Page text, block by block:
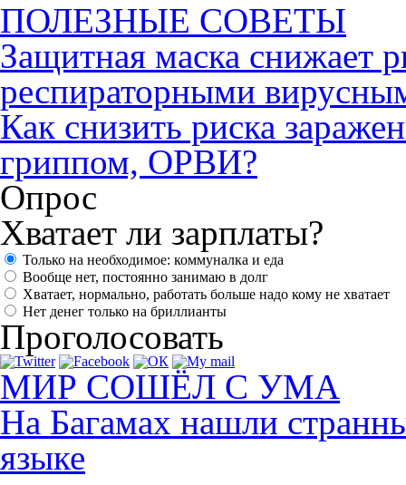
ПОЛЕЗНЫЕ СОВЕТЫ
Защитная маска снижает
респираторными
Как снизить риска
гриппом, ОРВИ?
Опрос
Хватает ли зарплаты?
Только на необходимое: коммуналка и еда
Вообще нет, постоянно занимаю в долг
Хватает, нормально, работать больше надо кому не хватает
Нет денег только на бриллианты
Проголосовать
МИР СОШЁЛ С УМА
На Багамах нашли
языке